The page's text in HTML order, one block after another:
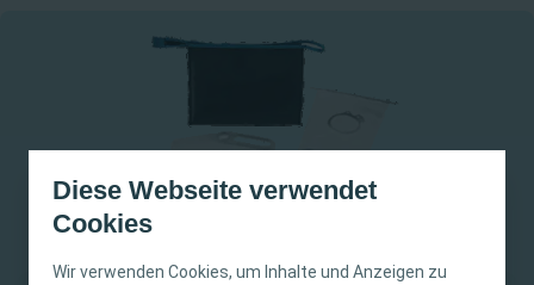
Diese Webseite verwendet
Cookies
Wir verwenden Cookies, um Inhalte und Anzeigen zu